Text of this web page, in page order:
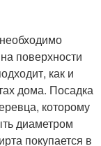
поверхности
как и
дома. Посадка
которому
диаметром
покупается в